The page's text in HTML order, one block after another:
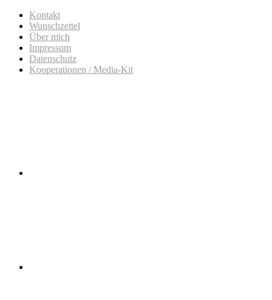
Kontakt
Wunschzettel
Über mich
Impressum
Datenschutz
Kooperationen / Media-Kit